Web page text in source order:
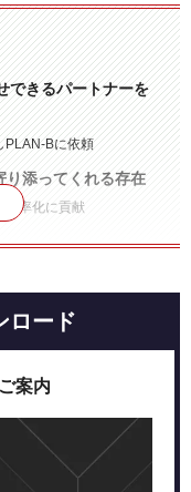
できるパートナーを
PLAN-Bに依頼
添ってくれる存在
効率化に貢献
ロード
案内